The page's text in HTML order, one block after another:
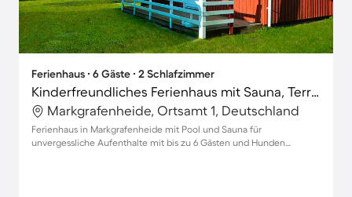
Ferienhaus ∙ 6 Gäste ∙ 2 Schlafzimmer
Kinderfreundliches Ferienhaus mit Sauna, Terrasse und Pool | Strand in der Nähe | Haustierfreundlich
Markgrafenheide, Ortsamt 1, Deutschland
Ferienhaus in Markgrafenheide mit Pool und Sauna für
unvergessliche Aufenthalte mit bis zu 6 Gästen und Hunden